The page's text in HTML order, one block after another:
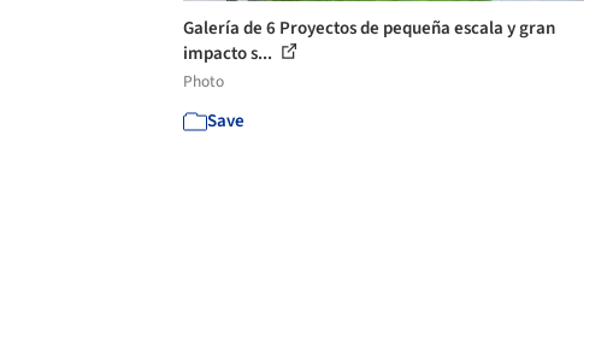
Galería de 6 Proyectos de pequeña escala y gran
impacto s...
Photo
Save